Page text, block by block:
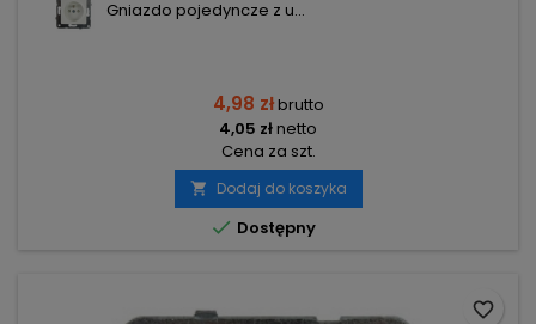
Gniazdo pojedyncze z u...
4,98 złbrutto
4,05 złnetto
Cena za szt.
 Dodaj do koszyka
 Dostępny
favorite_border